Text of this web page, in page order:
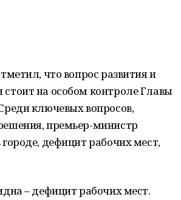
что вопрос развития и
на особом контроле Главы
ключевых вопросов,
премьер-министр
дефицит рабочих мест,
– дефицит рабочих мест.